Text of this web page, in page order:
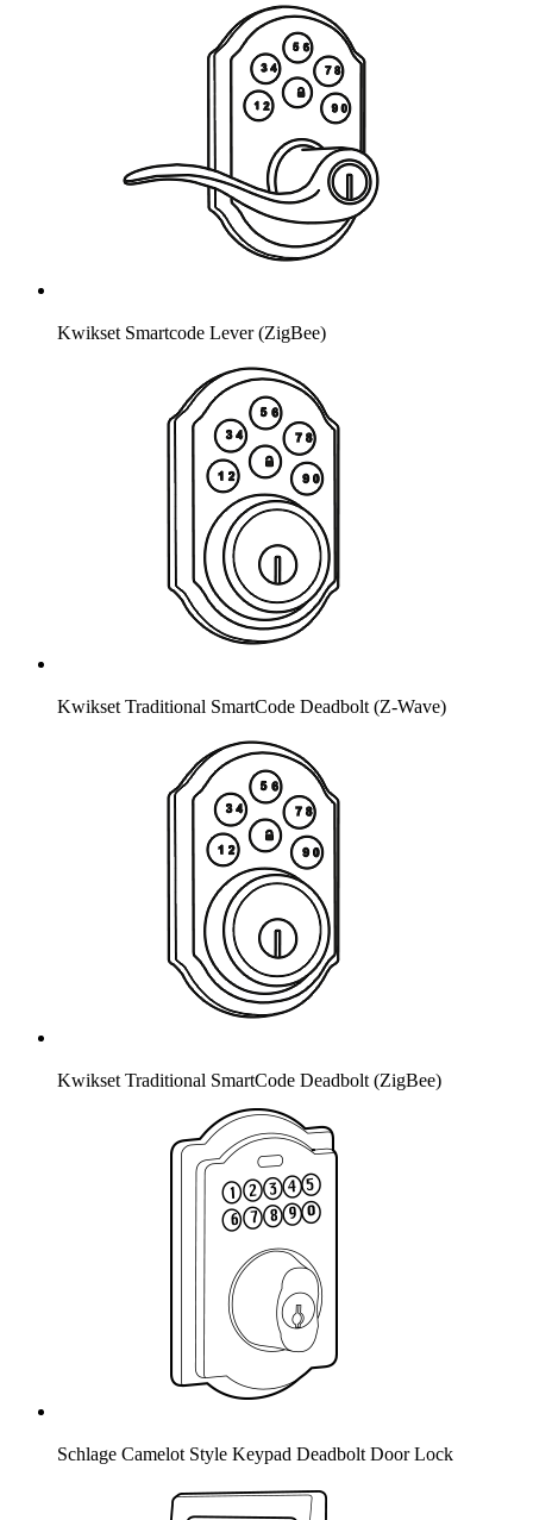
Kwikset Smartcode Lever (ZigBee)
Kwikset Traditional SmartCode Deadbolt (Z-Wave)
Kwikset Traditional SmartCode Deadbolt (ZigBee)
Schlage Camelot Style Keypad Deadbolt Door Lock